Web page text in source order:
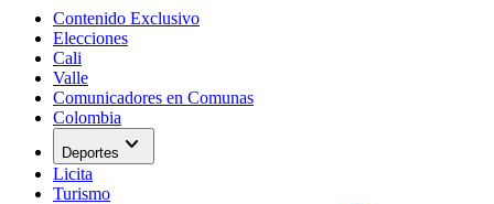
Contenido Exclusivo
Elecciones
Cali
Valle
Comunicadores en Comunas
Colombia
Deportes expand_more
Licita
Turismo